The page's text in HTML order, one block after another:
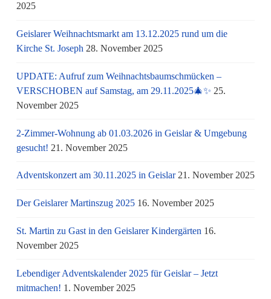
2025
Geislarer Weihnachtsmarkt am 13.12.2025 rund um die
Kirche St. Joseph 28. November 2025
UPDATE: Aufruf zum Weihnachtsbaumschmücken –
VERSCHOBEN auf Samstag, am 29.11.2025🎄✨ 25.
November 2025
2-Zimmer-Wohnung ab 01.03.2026 in Geislar & Umgebung
gesucht! 21. November 2025
Adventskonzert am 30.11.2025 in Geislar 21. November 2025
Der Geislarer Martinszug 2025 16. November 2025
St. Martin zu Gast in den Geislarer Kindergärten 16.
November 2025
Lebendiger Adventskalender 2025 für Geislar – Jetzt
mitmachen! 1. November 2025